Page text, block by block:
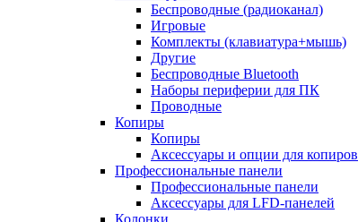
Беспроводные (радиоканал)
Игровые
Комплекты (клавиатура+мышь)
Другие
Беспроводные Bluetooth
Наборы периферии для ПК
Проводные
Копиры
Копиры
Аксессуары и опции для копиров
Профессиональные панели
Профессиональные панели
Аксессуары для LFD-панелей
Колонки